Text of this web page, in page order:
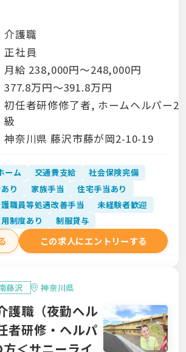
介護職
正社員
月給 238,000円〜248,000円
377.8万円〜391.8万円
初任者研修修了者, ホームヘルパー2
級
神奈川県 藤沢市藤が岡2-10-19
ーム 交通費支給
社会保険完備
り 家族手当
住宅手当あり
職員等処遇改善手当
未経験者歓迎
制度あり 制服貸与
この求人にエントリーする
藤沢 神奈川県
護職（夜勤ヘル
者研修・ヘルパ